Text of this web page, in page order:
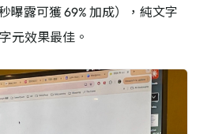
曝露可獲 69% 加成），純文字
元效果最佳。